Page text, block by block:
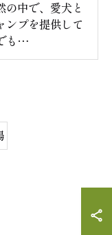
の中で、愛犬と
ンプを提供して
も…